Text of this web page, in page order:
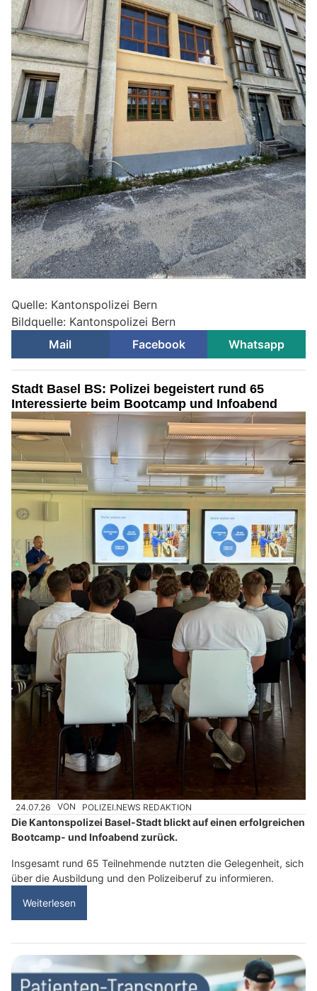
Quelle: Kantonspolizei Bern
Bildquelle: Kantonspolizei Bern
Mail
Facebook Whatsapp
Stadt Basel BS: Polizei begeistert rund 65
Interessierte beim Bootcamp und Infoabend
24.07.26 VON POLIZEI.NEWS REDAKTION
Die Kantonspolizei Basel-Stadt blickt auf einen erfolgreichen
Bootcamp- und Infoabend zurück.
Insgesamt rund 65 Teilnehmende nutzten die Gelegenheit, sich
über die Ausbildung und den Polizeiberuf zu informieren.
Weiterlesen